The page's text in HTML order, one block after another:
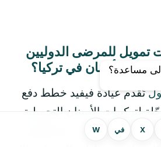
X في W
تمويل للمرضى الدوليين
قشور الأسنان في تركيا؟
تُقدم عيادة فيفيد خطط دفع
لتركيبات الأسنان التجميلية،
المتاحة حسب بلد إقامتك
مساعدة؟